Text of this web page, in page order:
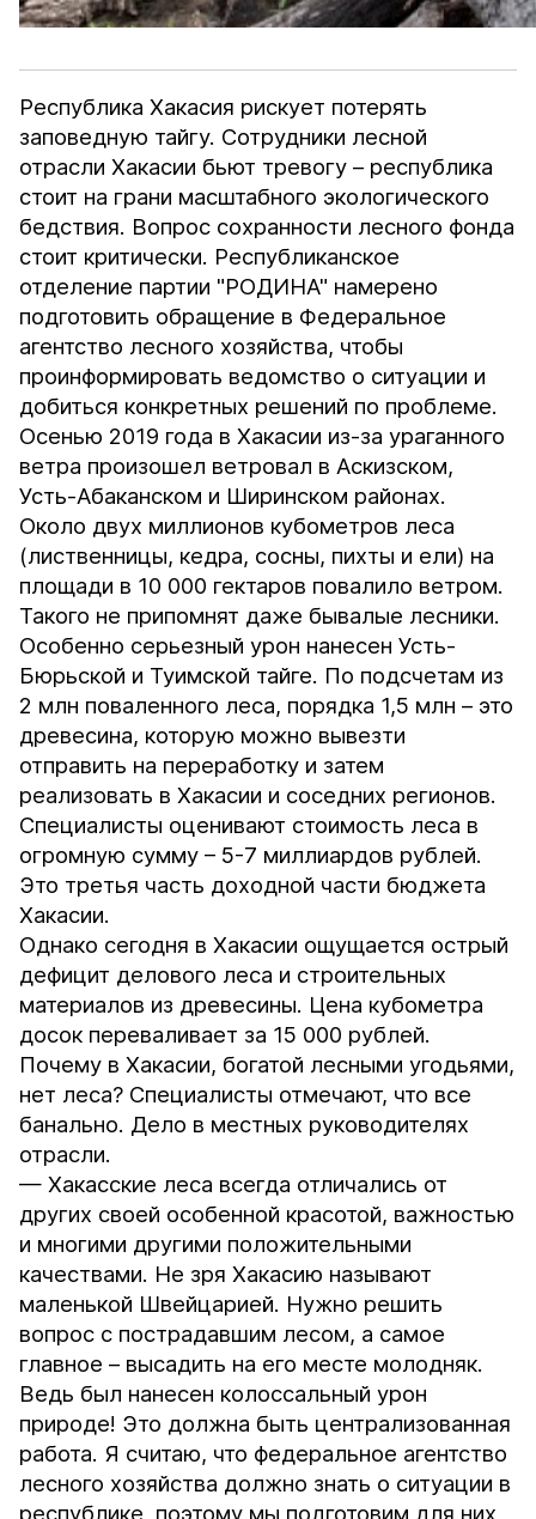
Республика Хакасия рискует потерять
заповедную тайгу. Сотрудники лесной
отрасли Хакасии бьют тревогу – республика
стоит на грани масштабного экологического
бедствия. Вопрос сохранности лесного фонда
стоит критически. Республиканское
отделение партии "РОДИНА" намерено
подготовить обращение в Федеральное
агентство лесного хозяйства, чтобы
проинформировать ведомство о ситуации и
добиться конкретных решений по проблеме.
Осенью 2019 года в Хакасии из-за ураганного
ветра произошел ветровал в Аскизском,
Усть-Абаканском и Ширинском районах.
Около двух миллионов кубометров леса
(лиственницы, кедра, сосны, пихты и ели) на
площади в 10 000 гектаров повалило ветром.
Такого не припомнят даже бывалые лесники.
Особенно серьезный урон нанесен Усть-
Бюрьской и Туимской тайге. По подсчетам из
2 млн поваленного леса, порядка 1,5 млн – это
древесина, которую можно вывезти
отправить на переработку и затем
реализовать в Хакасии и соседних регионов.
Специалисты оценивают стоимость леса в
огромную сумму – 5-7 миллиардов рублей.
Это третья часть доходной части бюджета
Хакасии.
Однако сегодня в Хакасии ощущается острый
дефицит делового леса и строительных
материалов из древесины. Цена кубометра
досок переваливает за 15 000 рублей.
Почему в Хакасии, богатой лесными угодьями,
нет леса? Специалисты отмечают, что все
банально. Дело в местных руководителях
отрасли.
— Хакасские леса всегда отличались от
других своей особенной красотой, важностью
и многими другими положительными
качествами. Не зря Хакасию называют
маленькой Швейцарией. Нужно решить
вопрос с пострадавшим лесом, а самое
главное – высадить на его месте молодняк.
Ведь был нанесен колоссальный урон
природе! Это должна быть централизованная
работа. Я считаю, что федеральное агентство
лесного хозяйства должно знать о ситуации в
республике, поэтому мы подготовим для них